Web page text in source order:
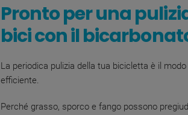
Pronto per una
bici con il
La periodica pulizia della tua bicicletta è il
efficiente.
Perché grasso, sporco e fango possono